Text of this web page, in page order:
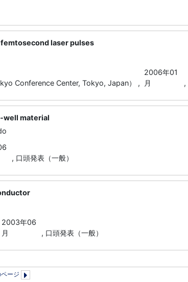
laser pulses
Conference Center, Tokyo, Japan） ,
2006年01
月
,
well material
, 口頭発表（一般）
2003年06
月
, 口頭発表（一般）
ージ